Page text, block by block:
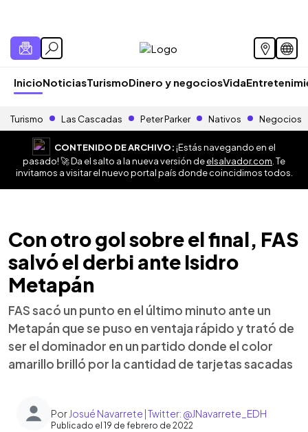
InicioNoticiasTurismoDinero y negociosVida
Turismo Las Cascadas Peter Parker Nativos Negocios
CONTENIDO DE ARCHIVO:¡Estás navegando en el
pasado! 🚀 Da el salto a la nueva versión deelsalvador.com . Te
invitamos a visitar el nuevo portal país donde coincidimos todos.
Con otro gol sobre el final, FAS
salvó el derbi ante Isidro
Metapán
FAS sacó un punto en el último minuto ante un
Metapán que se puso en ventaja rápido y trató de
ser el dominador en un partido donde el color
amarillo brilló por la cantidad de tarjetas sacadas
Por Josué Navarrete | Twitter: @JNavarrete_EDH
Publicado el 19 de febrero de 2022